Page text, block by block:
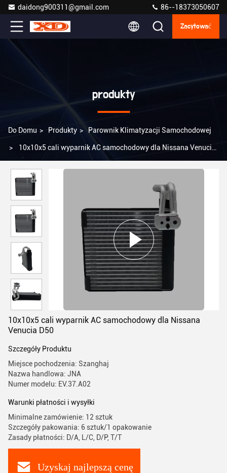
daidong900311@gmail.com 86--18373050607
Zacytować
produkty
Do Domu > Produkty > Parownik Klimatyzacji Samochodowej
> 10x10x5 cali wyparnik AC samochodowy dla Nissana Venucia
10x10x5 cali wyparnik AC samochodowy dla Nissana
Venucia D50
Szczegóły Produktu
Miejsce pochodzenia: Szanghaj
Nazwa handlowa: JNA
Numer modelu: EV.37.A02
Warunki płatności i wysyłki
Minimalne zamówienie: 12 sztuk
Szczegóły pakowania: 6 sztuk/1 opakowanie
Zasady płatności: D/A, L/C, D/P, T/T
Uzyskaj najlepszą cenę